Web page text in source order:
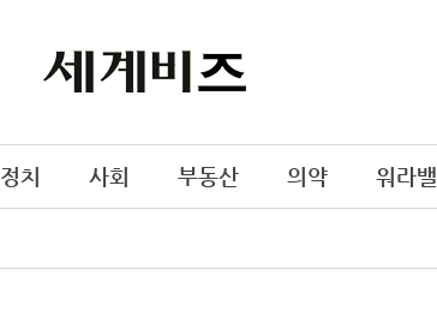
정치 사회 부동산 의약 워라밸